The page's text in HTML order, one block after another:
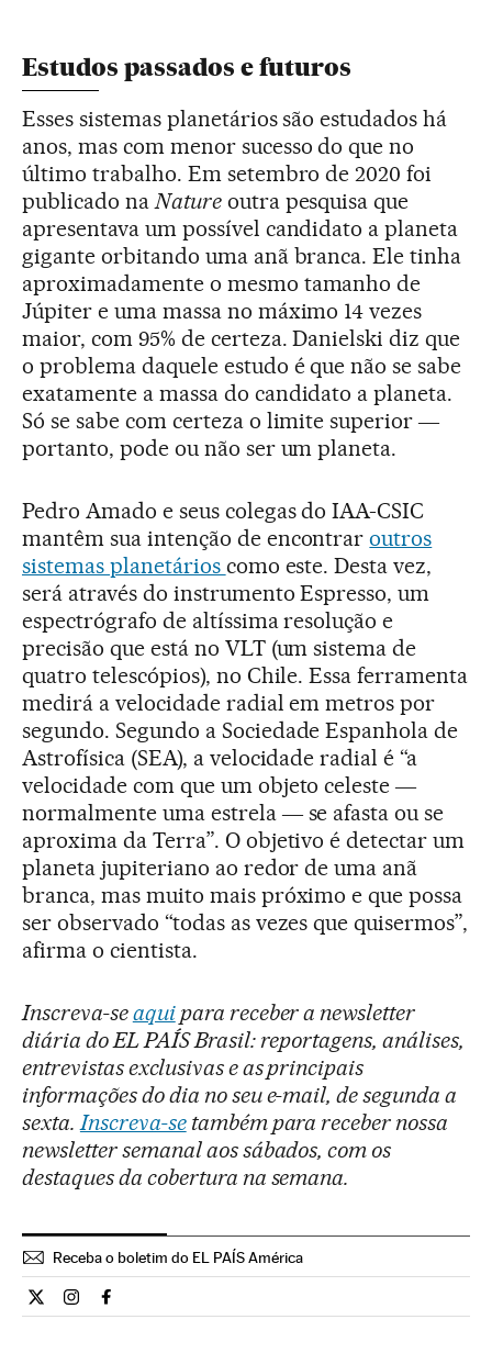
Estudos passados e futuros
Esses sistemas planetários são estudados há
anos, mas com menor sucesso do que no
último trabalho. Em setembro de 2020 foi
publicado naNatureoutra pesquisa que
apresentava um possível candidato a planeta
gigante orbitando uma anã branca. Ele tinha
aproximadamente o mesmo tamanho de
Júpiter e uma massa no máximo 14 vezes
maior, com 95% de certeza. Danielski diz que
o problema daquele estudo é que não se sabe
exatamente a massa do candidato a planeta.
Só se sabe com certeza o limite superior ―
portanto, pode ou não ser um planeta.
Pedro Amado e seus colegas do IAA-CSIC
mantêm sua intenção de encontraroutros
sistemas planetários como este. Desta vez,
será através do instrumento Espresso, um
espectrógrafo de altíssima resolução e
precisão que está no VLT (um sistema de
quatro telescópios), no Chile. Essa ferramenta
medirá a velocidade radial em metros por
segundo. Segundo a Sociedade Espanhola de
Astrofísica (SEA), a velocidade radial é “a
velocidade com que um objeto celeste ―
normalmente uma estrela ― se afasta ou se
aproxima da Terra”. O objetivo é detectar um
planeta jupiteriano ao redor de uma anã
branca, mas muito mais próximo e que possa
ser observado “todas as vezes que quisermos”,
afirma o cientista.
Inscreva-seaquipara receber a newsletter
diária do EL PAÍS Brasil: reportagens, análises,
entrevistas exclusivas e as principais
informações do dia no seu e-mail, de segunda a
sexta.Inscreva-setambém para receber nossa
newsletter semanal aos sábados, com os
destaques da cobertura na semana.
Receba o boletim do EL PAÍS América
Ciencia El País Brasil en Twitter
Ciencia El País Brasil en Instagram
Ciencia El País Brasil en Facebook